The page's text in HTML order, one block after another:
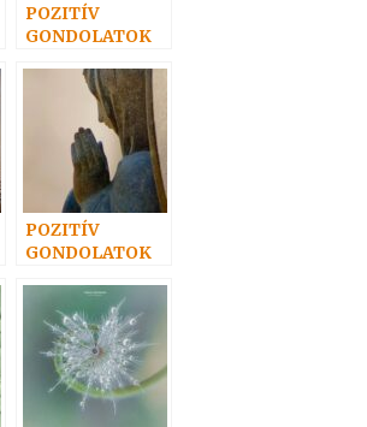
POZITÍV
GONDOLATOK
POZITÍV
GONDOLATOK